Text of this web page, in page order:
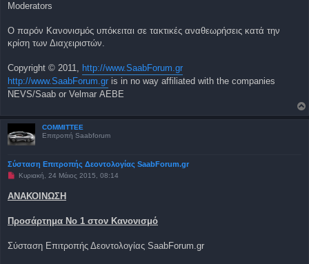
Moderators
Ο παρόν Κανονισμός υπόκειται σε τακτικές αναθεωρήσεις κατά την
κρίση των Διαχειριστών.
Copyright © 2011, http://www.SaabForum.gr
http://www.SaabForum.gr is in no way affiliated with the companies
NEVS/Saab or Velmar ΑΕΒΕ
COMMITTEE
Επιτροπή Saabforum
Σύσταση Επιτροπής Δεοντολογίας SaabForum.gr
Μ
α
ν
ν
σ
μ
Κυριακή, 24 Μάιος 2015, 08:14
ΑΝΑΚΟΙΝΩΣΗ
Προσάρτημα Νο 1 στον Κανονισμό
Σύσταση Επιτροπής Δεοντολογίας SaabForum.gr